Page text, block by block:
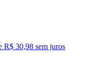
R$ 30,98 sem juros